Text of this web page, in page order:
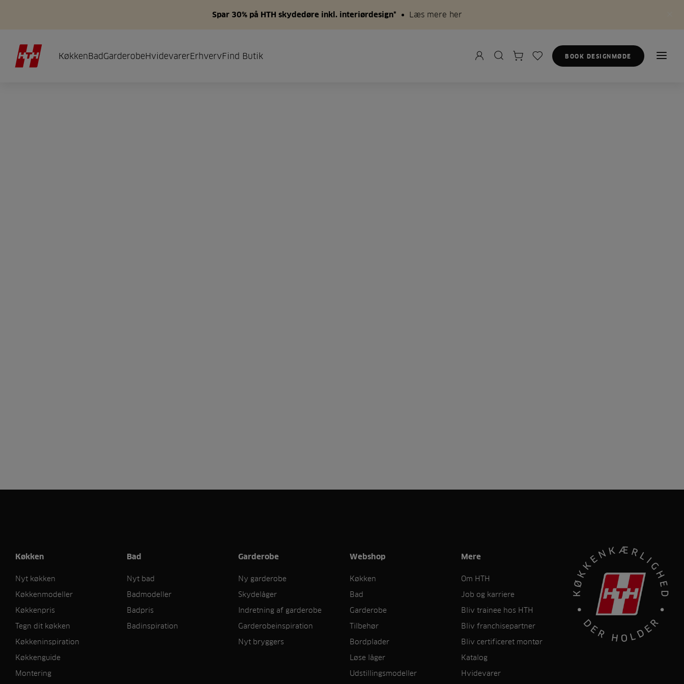
Spar 30% på HTH skydedøre inkl. interiørdesign* Læs mere her
KøkkenBadGarderobeHvidevarerErhvervFind Butik BOOK DESIGNMØDE
Køkken
Nyt køkken
Køkkenmodeller
Køkkenpris
Tegn dit køkken
Køkkeninspiration
Køkkenguide
Montering
Bad
Nyt bad
Badmodeller
Badpris
Badinspiration
Garderobe
Ny garderobe
Skydelåger
Indretning af garderobe
Garderobeinspiration
Nyt bryggers
Webshop
Køkken
Bad
Garderobe
Tilbehør
Bordplader
Løse låger
Udstillingsmodeller
Mere
Om HTH
Job og karriere
Bliv trainee hos HTH
Bliv franchisepartner
Bliv certificeret montør
Katalog
Hvidevarer